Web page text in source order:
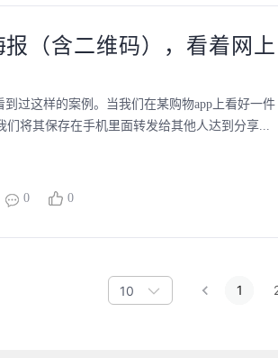
（含二维码），看着网上
过这样的案例。当我们在某购物app上看好一件
将其保存在手机里面转发给其他人达到分享...
0 0
10 1